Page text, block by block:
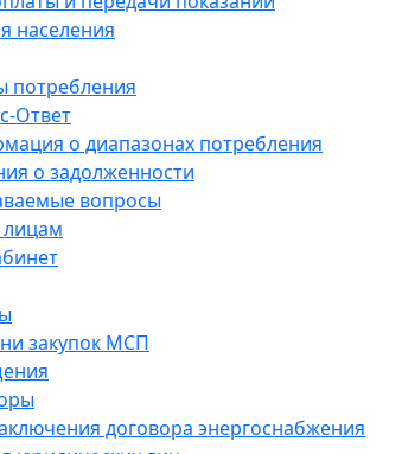
населения
потребления
Ответ
о диапазонах потребления
о задолженности
вопросы
закупок МСП
договора энергоснабжения